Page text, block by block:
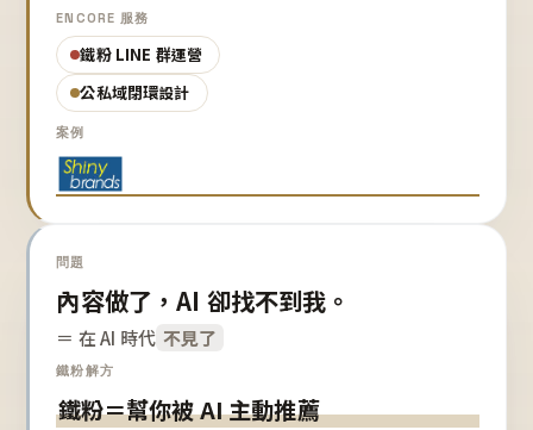
ENCORE 服務
鐵粉 LINE 群運營
公私域閉環設計
案例
問題
內容做了，AI 卻找不到我。
＝ 在 AI 時代 不見了
鐵粉解方
鐵粉＝幫你被 AI 主動推薦